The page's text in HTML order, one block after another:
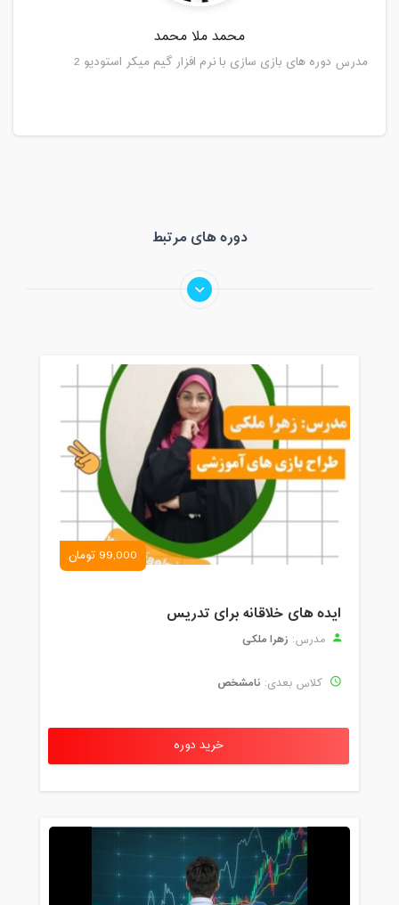
محمد ملا محمد
مدرس دوره های بازی سازی با نرم افزار گیم میکر استودیو 2
دوره های مرتبط
99,000 تومان
ایده های خلاقانه برای تدریس
مدرس: زهرا ملکی
کلاس بعدی: نامشخص
خرید دوره